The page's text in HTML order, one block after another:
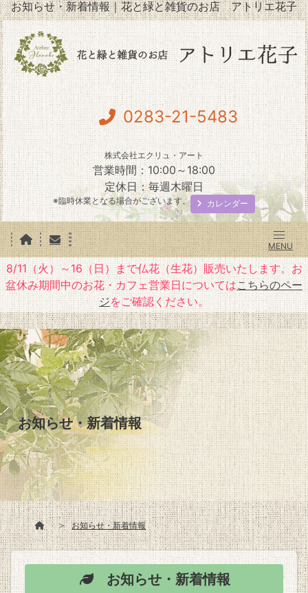
お知らせ・新着情報｜花と緑と雑貨のお店 アトリエ花子
0283-21-5483
株式会社エクリュ・アート
営業時間：10:00～18:00
定休日：毎週木曜日
※臨時休業となる場合がございます。 カレンダー
8/11（火）～16（日）まで仏花（生花）販売いたします。お
盆休み期間中のお花・カフェ営業日についてはこちらのペー
ジをご確認ください。
お知らせ・新着情報
お知らせ・新着情報
お知らせ・新着情報